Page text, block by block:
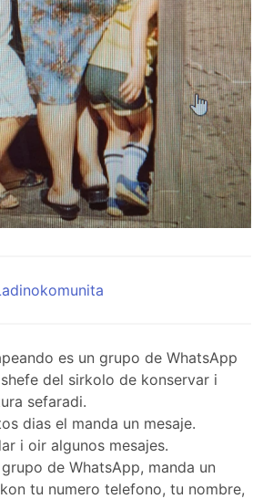
es un grupo de WhatsApp
del sirkolo de konservar i
sefaradi.
dias el manda un mesaje.
i oir algunos mesajes.
de WhatsApp, manda un
kon tu numero telefono, tu nombre,